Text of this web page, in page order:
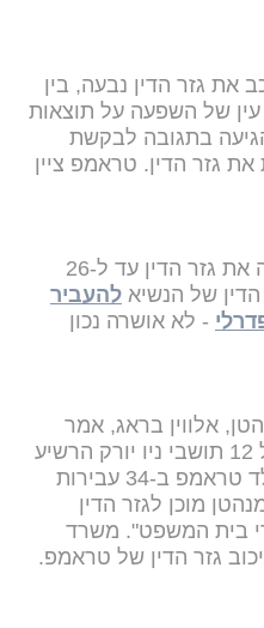
את גזר הדין נבעה, בין
של השפעה על תוצאות
בתגובה לבקשת
גזר הדין. טראמפ ציין
זאת ועוד - מרצ'ן ציין כי ידחה את גזר הדין עד ל-26
של הנשיא להעביר
- לא אושרה נכון
אלווין בראג, אמר
בהצהרה: "חבר מושבעים של 12 תושבי ניו יורק הרשיע
במהירות ובפה אחד את דונלד טראמפ ב-34 עבירות
מוכן לגזר הדין
בית המשפט". משרד
גזר הדין של טראמפ.